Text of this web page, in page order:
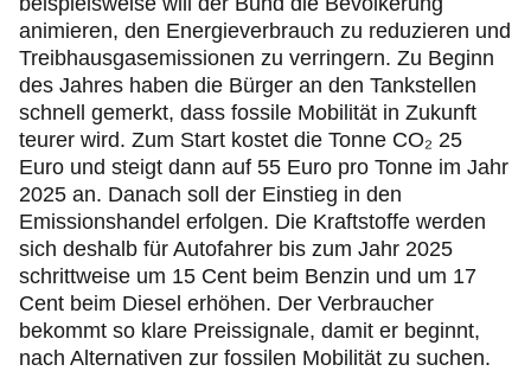
animieren, den Energieverbrauch zu reduzieren und
Treibhausgasemissionen zu verringern. Zu Beginn
des Jahres haben die Bürger an den Tankstellen
schnell gemerkt, dass fossile Mobilität in Zukunft
teurer wird. Zum Start kostet die Tonne CO₂ 25
Euro und steigt dann auf 55 Euro pro Tonne im Jahr
2025 an. Danach soll der Einstieg in den
Emissionshandel erfolgen. Die Kraftstoffe werden
sich deshalb für Autofahrer bis zum Jahr 2025
schrittweise um 15 Cent beim Benzin und um 17
Cent beim Diesel erhöhen. Der Verbraucher
bekommt so klare Preissignale, damit er beginnt,
nach Alternativen zur fossilen Mobilität zu suchen.